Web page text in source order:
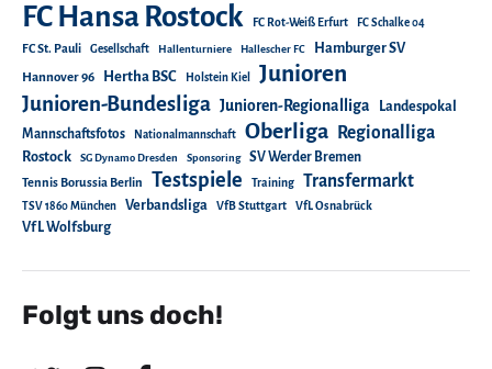
FC Hansa Rostock FC Rot-Weiß Erfurt FC Schalke 04
FC St. Pauli Gesellschaft Hallenturniere Hallescher FC Hamburger SV
Hannover 96 Hertha BSC Holstein Kiel Junioren
Junioren-Bundesliga Junioren-Regionalliga
Landespokal
Mannschaftsfotos
Nationalmannschaft Oberliga Regionalliga
Rostock SG Dynamo Dresden Sponsoring SV Werder Bremen
Tennis Borussia Berlin Testspiele Training Transfermarkt
TSV 1860 München Verbandsliga VfB Stuttgart VfL Osnabrück
VfL Wolfsburg
Folgt uns doch!